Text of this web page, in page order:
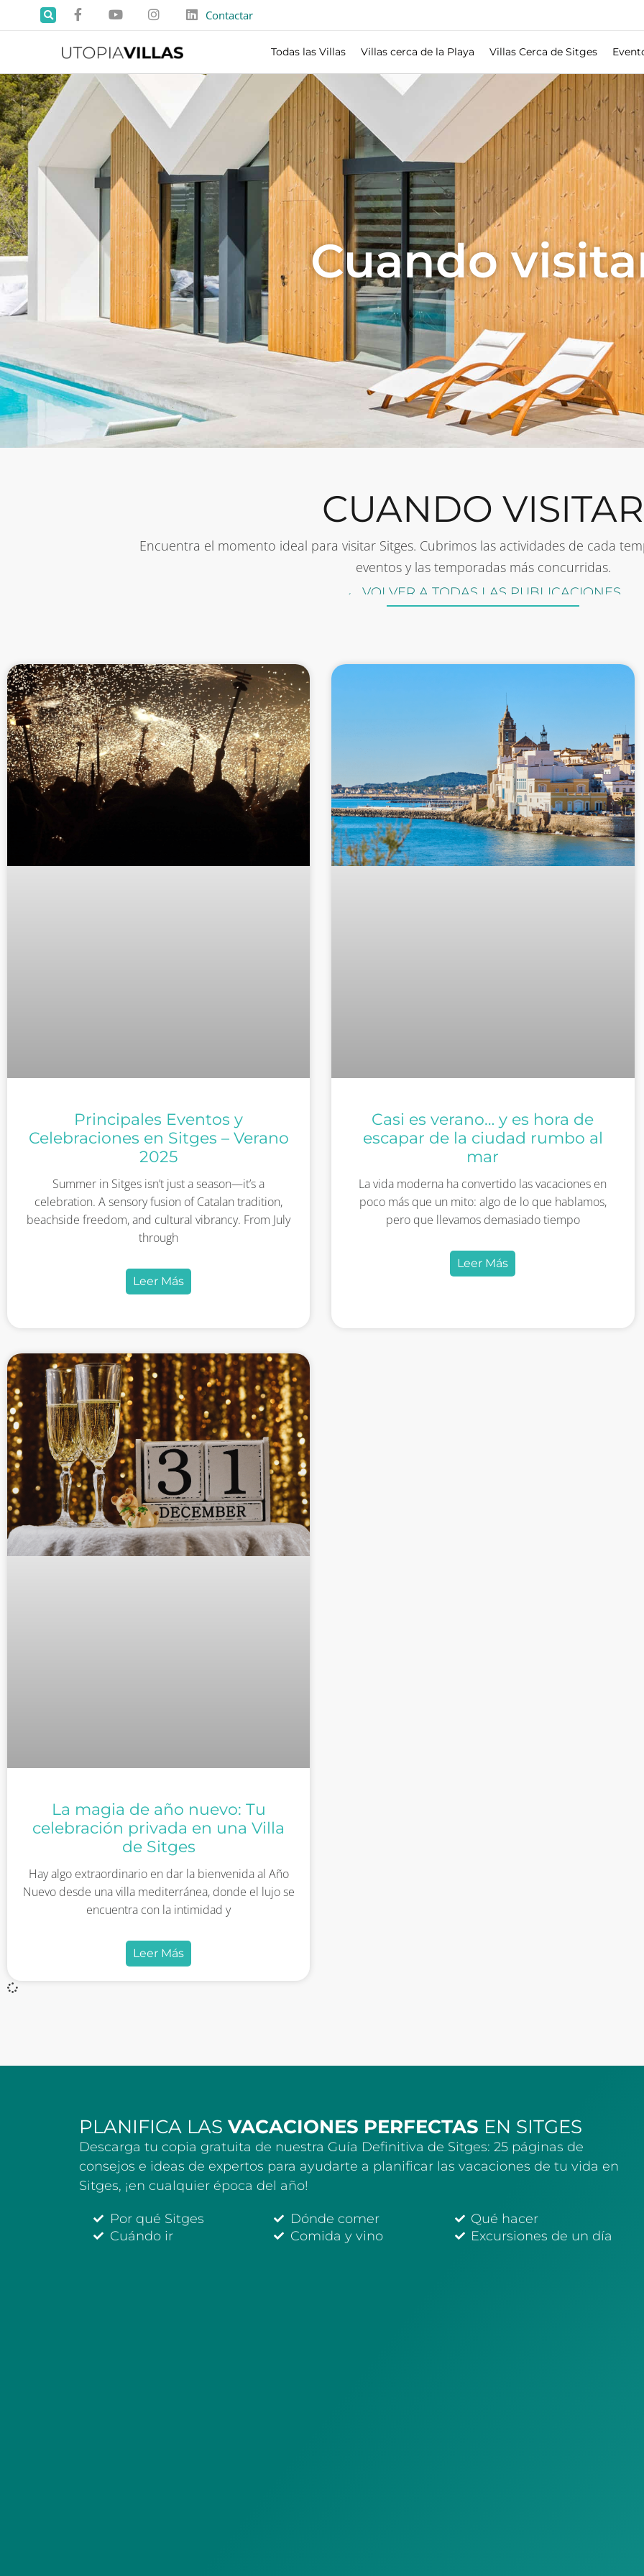
Contactar
Todas las Villas Villas cerca de la Playa Villas Cerca de Sitges
Cuando
CUANDO VISITAR
Encuentra el momento ideal para visitar Sitges. Cubrimos las actividades de cada
eventos y las temporadas más concurridas.
← VOLVER A TODAS LAS PUBLICACIONES
Principales Eventos y
Celebraciones en Sitges – Verano
2025
Summer in Sitges isn’t just a season—it’s a
celebration. A sensory fusion of Catalan tradition,
beachside freedom, and cultural vibrancy. From July
through
Leer Más
Casi es verano… y es hora de
escapar de la ciudad rumbo al
mar
La vida moderna ha convertido las vacaciones en
poco más que un mito: algo de lo que hablamos,
pero que llevamos demasiado tiempo
Leer Más
La magia de año nuevo: Tu
celebración privada en una Villa
de Sitges
Hay algo extraordinario en dar la bienvenida al Año
Nuevo desde una villa mediterránea, donde el lujo se
encuentra con la intimidad y
Leer Más
PLANIFICA LAS VACACIONES PERFECTAS EN SITGES
Descarga tu copia gratuita de nuestra Guía Definitiva de Sitges: 25 páginas de
consejos e ideas de expertos para ayudarte a planificar las vacaciones de tu vida en
Sitges, ¡en cualquier época del año!
Por qué Sitges
Cuándo ir
Dónde comer
Comida y vino
Qué hacer
Excursiones de un día